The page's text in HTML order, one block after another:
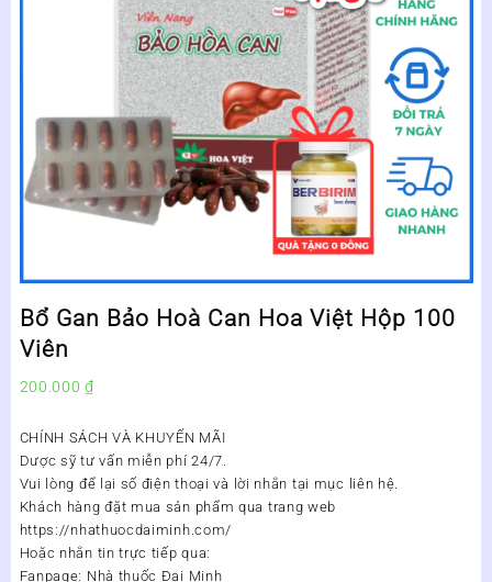
Bổ Gan Bảo Hoà Can Hoa Việt Hộp 100
Viên
200.000₫
CHÍNH SÁCH VÀ KHUYẾN MÃI
Dược sỹ tư vấn miễn phí 24/7.
Vui lòng để lại số điện thoại và lời nhắn tại mục liên hệ.
Khách hàng đặt mua sản phẩm qua trang web
https://nhathuocdaiminh.com/
Hoặc nhắn tin trực tiếp qua:
Fanpage: Nhà thuốc Đại Minh